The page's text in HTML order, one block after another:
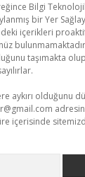
Bilgi
bir Yer
içerikleri
taşımakta
aykırı olduğunu
içerisinde